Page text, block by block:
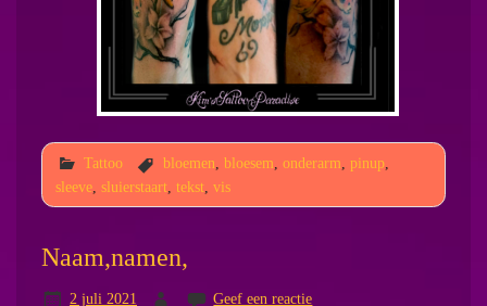
Tattoo bloemen bloesem onderarm pinup,
sleeve, sluierstaart, tekst, vis
Naam,namen,
2 juli 2021 Geef een reactie